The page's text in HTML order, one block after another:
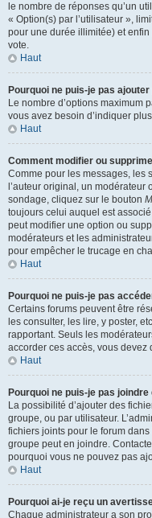
le nombre de réponses qu’un
« Option(s) par l’utilisateur »,
pour une durée illimitée) et
vote.
Haut
Pourquoi ne puis-je pas
Le nombre d’options maximum
vous avez besoin d’indiquer
Haut
Comment modifier ou
Comme pour les messages, les
l’auteur original, un modérateur
sondage, cliquez sur le bouton
toujours celui auquel est
peut modifier une option ou
modérateurs et les
pour empêcher le trucage en
Haut
Pourquoi ne puis-je pas
Certains forums peuvent être
les consulter, les lire, y poster,
rapportant. Seuls les
accorder ces accès, vous devez
Haut
Pourquoi ne puis-je pas
La possibilité d’ajouter des
groupe, ou par utilisateur.
fichiers joints pour le forum
groupe peut en joindre.
pourquoi vous ne pouvez pas
Haut
Pourquoi ai-je reçu un
Chaque administrateur a son